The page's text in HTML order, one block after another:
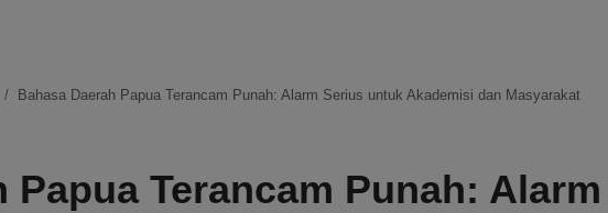
Bahasa Daerah Papua Terancam Punah: Alarm Serius untuk Akademisi dan Masyarakat
Papua Terancam Punah: Alarm